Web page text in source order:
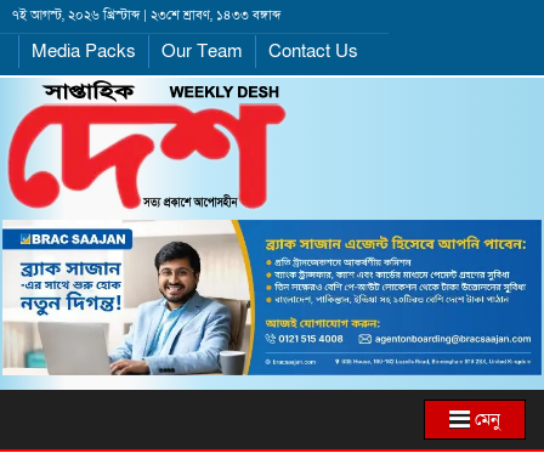
৭ই আগস্ট, ২০২৬ খ্রিস্টাব্দ | ২৩শে শ্রাবণ, ১৪৩৩ বঙ্গাব্দ
Media Packs Our Team Contact Us
মেনু